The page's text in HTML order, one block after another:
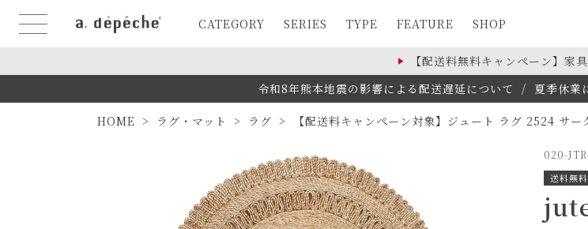
CATEGORY SERIES TYPE FEATURE SHOP
【配送料無料キャンペーン】家
令和8年熊本地震の影響による配送遅延について / 夏季休業
HOME ラグ・マット ラグ 【配送料キャンペーン対象】ジュート ラグ 2524 サー
020-
送料無料